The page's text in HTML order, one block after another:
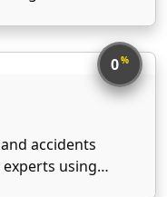
ran a glasses
0%
accidents
using